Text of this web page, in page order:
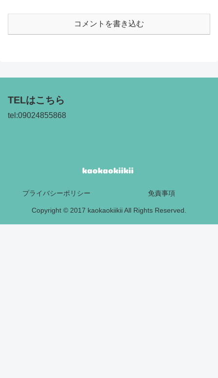
コメントを書き込む
TELはこちら
tel:09024855868
プライバシーポリシー 免責事項
Copyright © 2017 kaokaokiikii All Rights Reserved.